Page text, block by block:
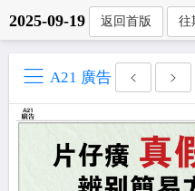
2025-09-19 返回首版 往
A21 廣告